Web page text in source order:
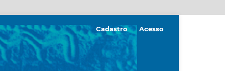
Cadastro Acesso